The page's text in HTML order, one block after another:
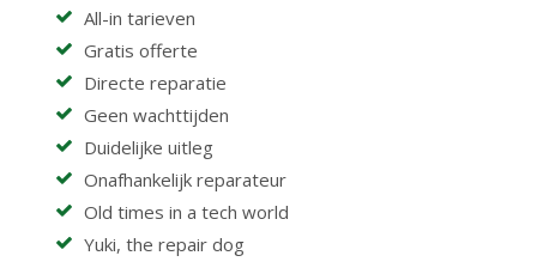
All-in tarieven
Gratis offerte
Directe reparatie
Geen wachttijden
Duidelijke uitleg
Onafhankelijk reparateur
Old times in a tech world
Yuki, the repair dog